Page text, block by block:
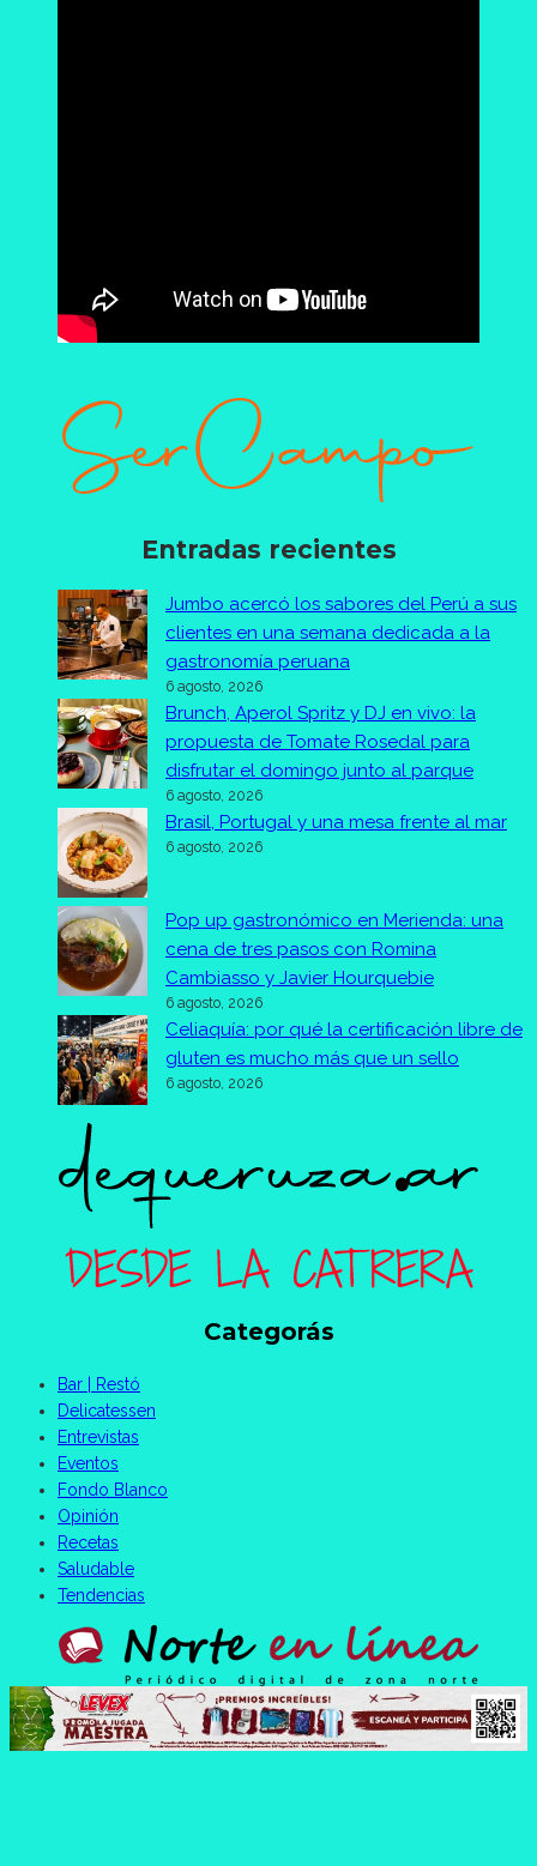
Entradas recientes
Jumbo acercó los sabores del Perú a sus
clientes en una semana dedicada a la
gastronomía peruana
6 agosto, 2026
Brunch, Aperol Spritz y DJ en vivo: la
propuesta de Tomate Rosedal para
disfrutar el domingo junto al parque
6 agosto, 2026
Brasil, Portugal y una mesa frente al mar
6 agosto, 2026
Pop up gastronómico en Merienda: una
cena de tres pasos con Romina
Cambiasso y Javier Hourquebie
6 agosto, 2026
Celiaquía: por qué la certificación libre de
gluten es mucho más que un sello
6 agosto, 2026
Categorás
Bar | Restó
Delicatessen
Entrevistas
Eventos
Fondo Blanco
Opinión
Recetas
Saludable
Tendencias